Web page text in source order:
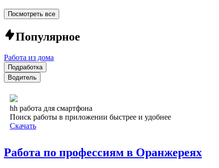
Посмотреть все
Популярное
Работа из дома
Подработка
Водитель
hh работа для смартфона
Поиск работы в приложении быстрее и удобнее
Скачать
Работа по профессиям в Оранжереях